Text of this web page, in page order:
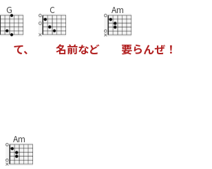
G
て、
C
名前など
Am
要らんぜ！
Am